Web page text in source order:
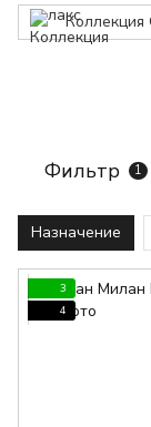
Коллекция
Фильтр 1
Назначение
3
4